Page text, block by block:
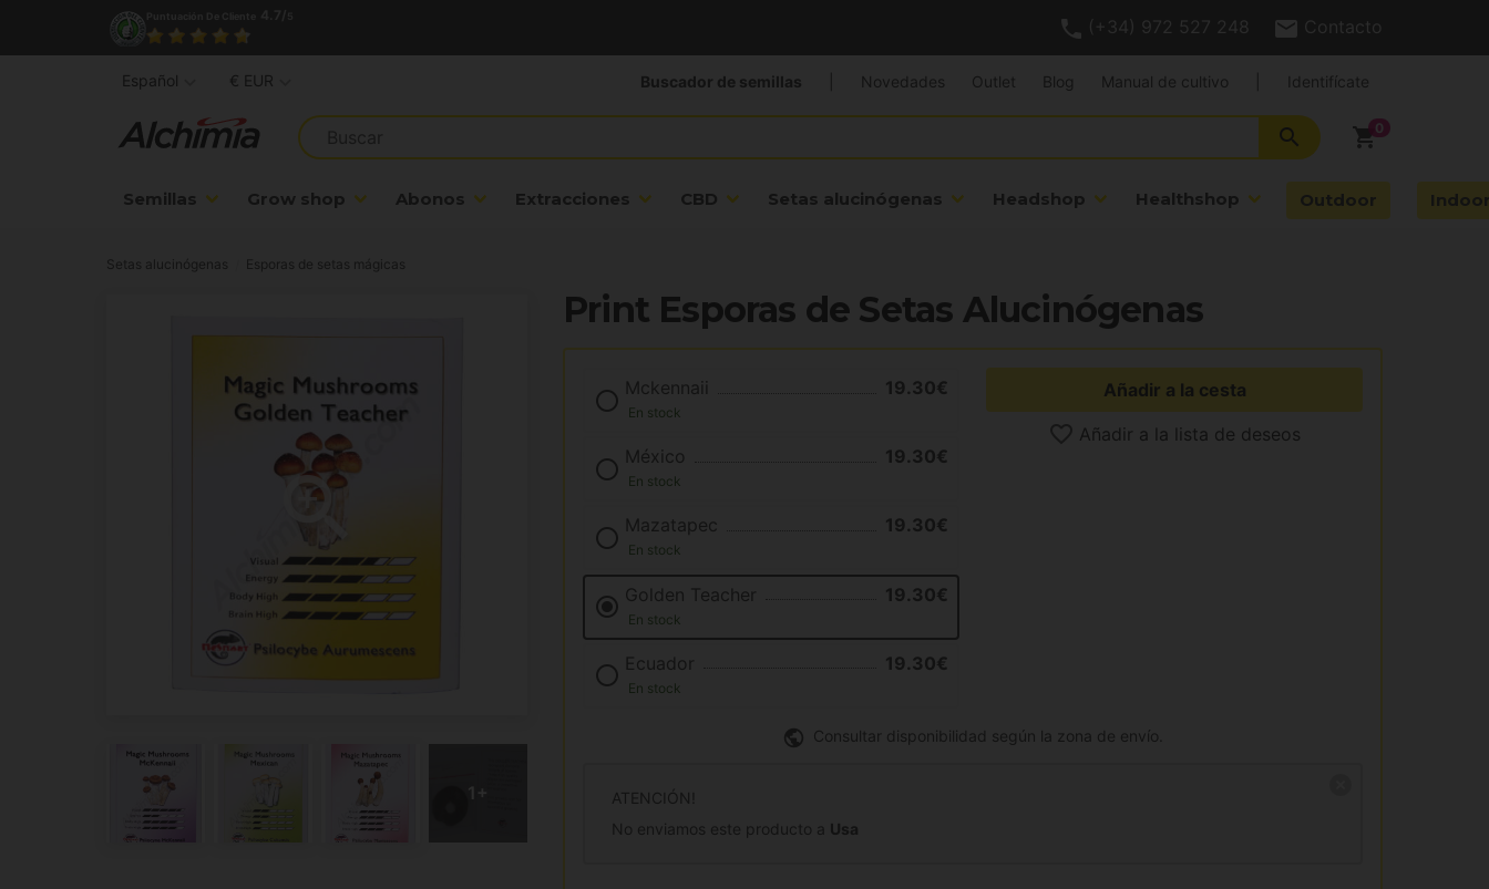
(+34) 972 527 248 Contacto
shopping_cart
search
Semillas Grow shop Abonos Extracciones CBD Setas alucinógenas Headshop Healthshop Outdoor
Buscador de semillas Novedades Outlet Blog Manual de cultivo Identifícate
Español € EUR
Setas alucinógenas Esporas de setas mágicas
Print Esporas de Setas Alucinógenas
Mckennaii 19.30€
En stock
México 19.30€
En stock
Mazatapec 19.30€
En stock
Golden Teacher 19.30€
En stock
Ecuador 19.30€
En stock
Añadir a la cesta
Añadir a la lista de deseos
Consultar disponibilidad según la zona de envío.
ATENCIÓN!
No enviamos este producto a Usa